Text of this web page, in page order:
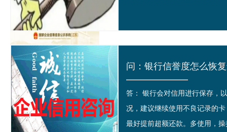
全国北京企业信用信息公示系统信息登记注册
江苏常州市企业信用信息公示系统查询
问：银行信誉度怎么恢
答： 银行会对信用进行保存，
况，建议继续使用不良记录的
最好提前超额还款。多使用，